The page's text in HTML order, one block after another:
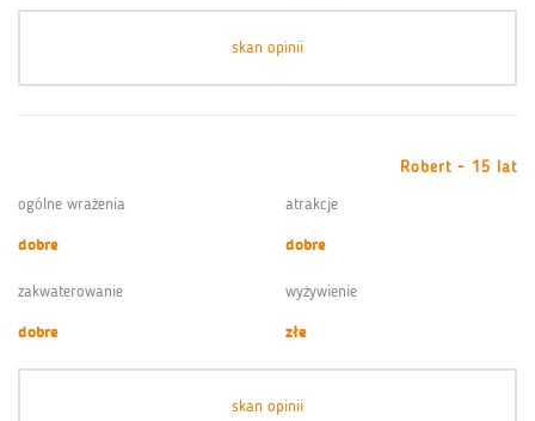
skan opinii
Robert - 15 lat
ogólne wrażenia
dobre
atrakcje
dobre
zakwaterowanie
dobre
wyżywienie
złe
skan opinii